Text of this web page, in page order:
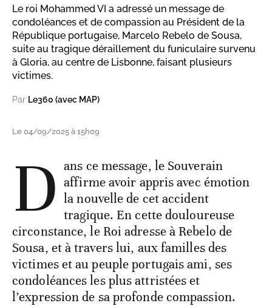
Le roi Mohammed VI a adressé un message de
condoléances et de compassion au Président de la
République portugaise, Marcelo Rebelo de Sousa,
suite au tragique déraillement du funiculaire survenu
à Gloria, au centre de Lisbonne, faisant plusieurs
victimes.
Par Le360 (avec MAP)
Le 04/09/2025 à 15h09
D ans ce message, le Souverain
affirme avoir appris avec émotion
la nouvelle de cet accident
tragique. En cette douloureuse
circonstance, le Roi adresse à Rebelo de
Sousa, et à travers lui, aux familles des
victimes et au peuple portugais ami, ses
condoléances les plus attristées et
l’expression de sa profonde compassion.